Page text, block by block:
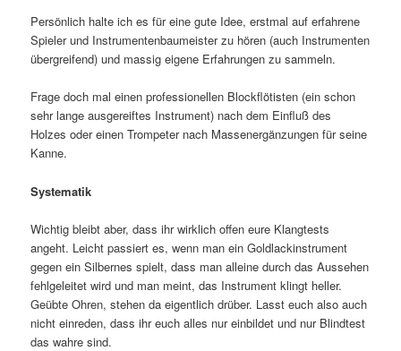
Persönlich halte ich es für eine gute Idee, erstmal auf erfahrene
Spieler und Instrumentenbaumeister zu hören (auch Instrumenten
übergreifend) und massig eigene Erfahrungen zu sammeln.
Frage doch mal einen professionellen Blockflötisten (ein schon
sehr lange ausgereiftes Instrument) nach dem Einfluß des
Holzes oder einen Trompeter nach Massenergänzungen für seine
Kanne.
Systematik
Wichtig bleibt aber, dass ihr wirklich offen eure Klangtests
angeht. Leicht passiert es, wenn man ein Goldlackinstrument
gegen ein Silbernes spielt, dass man alleine durch das Aussehen
fehlgeleitet wird und man meint, das Instrument klingt heller.
Geübte Ohren, stehen da eigentlich drüber. Lasst euch also auch
nicht einreden, dass ihr euch alles nur einbildet und nur Blindtest
das wahre sind.